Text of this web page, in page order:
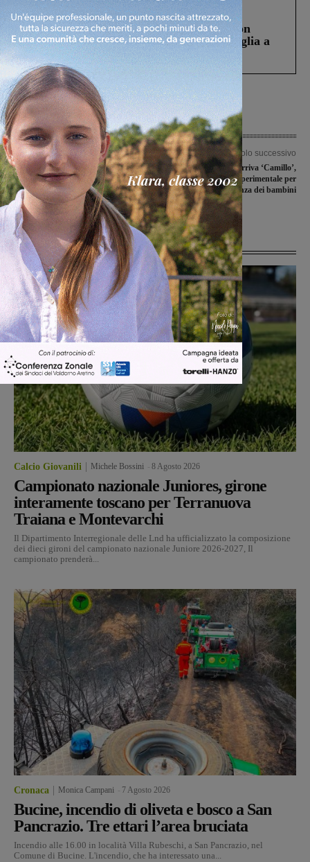
Cronaca 3 Agosto 2026
Scomparso da una struttura di Castiglion
Fiorentino l’uomo che aveva ucciso la figlia a
Levane nel 2020
Articolo precedente
Adottato dalla Città Metropolitana il
Pums: è il Piano che orienta le
politiche di mobilità sostenibile per i
prossimi 10 anni
Articolo successivo
Nidi d’infanzia: arriva ‘Camillo’,
nuovo sistema sperimentale per
controllare la presenza dei bambini
Ultime Notizie
Calcio Giovanili Michele Bossini 8 Agosto 2026
Campionato nazionale Juniores, girone
interamente toscano per Terranuova
Traiana e Montevarchi
Il Dipartimento Interregionale delle Lnd ha ufficializzato la composizione
dei dieci gironi del campionato nazionale Juniore 2026-2027, Il
campionato prenderà...
Cronaca Monica Campani 7 Agosto 2026
Bucine, incendio di oliveta e bosco a San
Pancrazio. Tre ettari l’area bruciata
Incendio alle 16.00 in località Villa Rubeschi, a San Pancrazio, nel
Comune di Bucine. L'incendio, che ha interessato una...